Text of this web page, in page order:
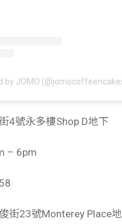
by JOMO
4號永多樓Shop D地下
– 6pm
街23號Monterey Place